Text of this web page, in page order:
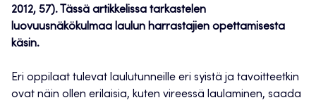
2012, 57). Tässä artikkelissa tarkastelen
luovuusnäkökulmaa laulun harrastajien opettamisesta
käsin.
Eri oppilaat tulevat laulutunneille eri syistä ja tavoitteetkin
ovat näin ollen erilaisia, kuten vireessä laulaminen, saada